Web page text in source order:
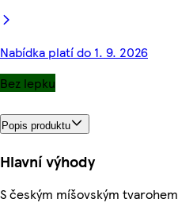
Nabídka platí do 1. 9. 2026
Bez lepku
Popis produktu
Hlavní výhody
S českým míšovským tvarohem